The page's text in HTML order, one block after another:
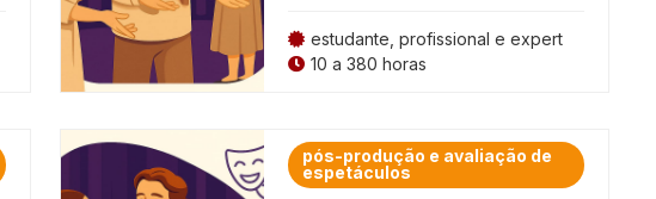
estudante, profissional e expert
10 a 380 horas
pós-produção e avaliação de
espetáculos